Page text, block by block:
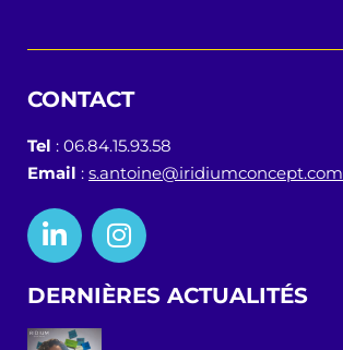
CONTACT
Tel : 06.84.15.93.58
Email : s.antoine@iridiumconcept.com
DERNIÈRES ACTUALITÉS